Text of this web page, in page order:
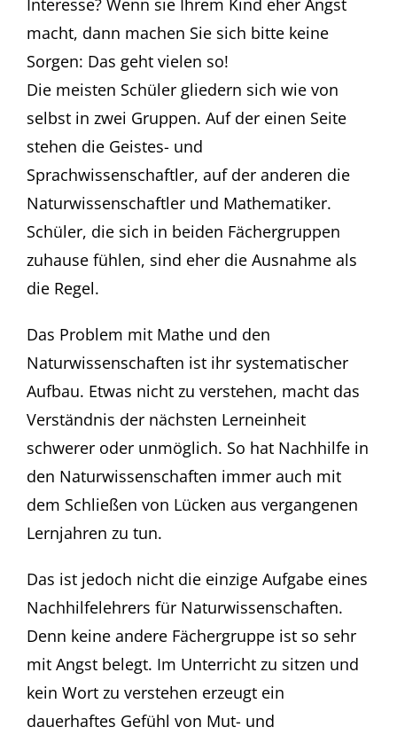
Interesse? Wenn sie Ihrem Kind eher Angst
macht, dann machen Sie sich bitte keine
Sorgen: Das geht vielen so!
Die meisten Schüler gliedern sich wie von
selbst in zwei Gruppen. Auf der einen Seite
stehen die Geistes- und
Sprachwissenschaftler, auf der anderen die
Naturwissenschaftler und Mathematiker.
Schüler, die sich in beiden Fächergruppen
zuhause fühlen, sind eher die Ausnahme als
die Regel.
Das Problem mit Mathe und den
Naturwissenschaften ist ihr systematischer
Aufbau. Etwas nicht zu verstehen, macht das
Verständnis der nächsten Lerneinheit
schwerer oder unmöglich. So hat Nachhilfe in
den Naturwissenschaften immer auch mit
dem Schließen von Lücken aus vergangenen
Lernjahren zu tun.
Das ist jedoch nicht die einzige Aufgabe eines
Nachhilfelehrers für Naturwissenschaften.
Denn keine andere Fächergruppe ist so sehr
mit Angst belegt. Im Unterricht zu sitzen und
kein Wort zu verstehen erzeugt ein
dauerhaftes Gefühl von Mut- und